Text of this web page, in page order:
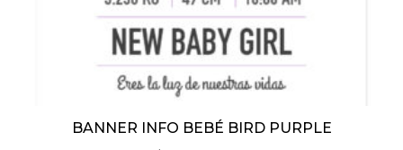
BANNER INFO BEBÉ BIRD PURPLE